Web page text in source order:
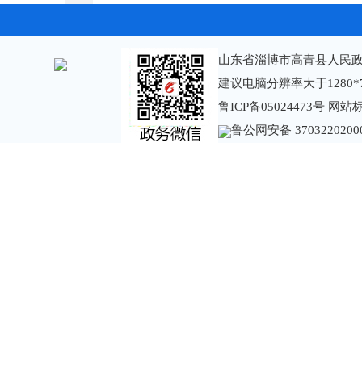
山东省淄博市高青县人民
建议电脑分辨率大于
鲁ICP备05024473号 网站
鲁公网安备